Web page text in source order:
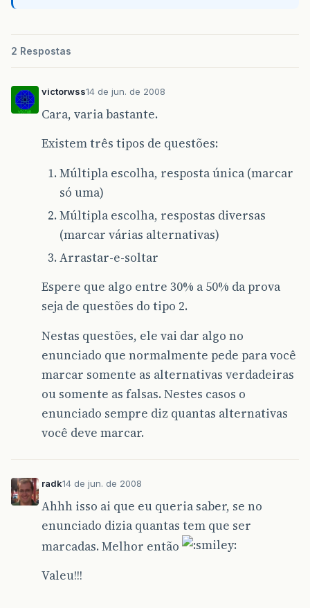
2 Respostas
victorwss14 de jun. de 2008
Cara, varia bastante.
Existem três tipos de questões:
Múltipla escolha, resposta única (marcar
só uma)
Múltipla escolha, respostas diversas
(marcar várias alternativas)
Arrastar-e-soltar
Espere que algo entre 30% a 50% da prova
seja de questões do tipo 2.
Nestas questões, ele vai dar algo no
enunciado que normalmente pede para você
marcar somente as alternativas verdadeiras
ou somente as falsas. Nestes casos o
enunciado sempre diz quantas alternativas
você deve marcar.
radk14 de jun. de 2008
Ahhh isso ai que eu queria saber, se no
enunciado dizia quantas tem que ser
marcadas. Melhor então
Valeu!!!